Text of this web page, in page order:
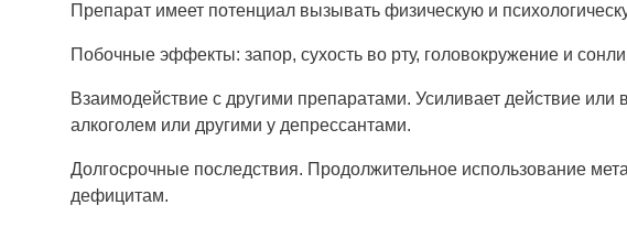
Препарат имеет потенциал вызывать физическую и
Побочные эффекты: запор, сухость во рту, головокружение и
Взаимодействие с другими препаратами. Усиливает действие
алкоголем или другими у депрессантами.
Долгосрочные последствия. Продолжительное использование
дефицитам.